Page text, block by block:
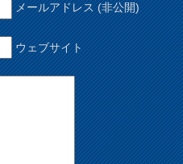
メールアドレス (非公開)
ウェブサイト